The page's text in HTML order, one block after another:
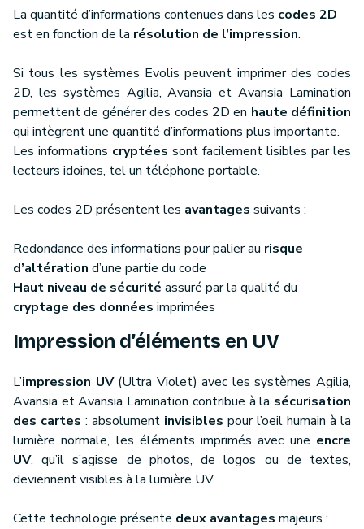
La quantité d’informations contenues dans les codes 2D
est en fonction de la résolution de l’impression.
Si tous les systèmes Evolis peuvent imprimer des codes
2D, les systèmes Agilia, Avansia et Avansia Lamination
permettent de générer des codes 2D en haute définition
qui intègrent une quantité d’informations plus importante.
Les informations cryptées sont facilement lisibles par les
lecteurs idoines, tel un téléphone portable.
Les codes 2D présentent les avantages suivants :
Redondance des informations pour palier au risque
d’altération d’une partie du code
Haut niveau de sécurité assuré par la qualité du
cryptage des données imprimées
Impression d’éléments en UV
L’impression UV(Ultra Violet) avec les systèmes Agilia,
Avansia et Avansia Lamination contribue à la sécurisation
des cartes : absolument invisibles pour l’oeil humain à la
lumière normale, les éléments imprimés avec une encre
UV, qu’il s’agisse de photos, de logos ou de textes,
deviennent visibles à la lumière UV.
Cette technologie présente deux avantages majeurs :